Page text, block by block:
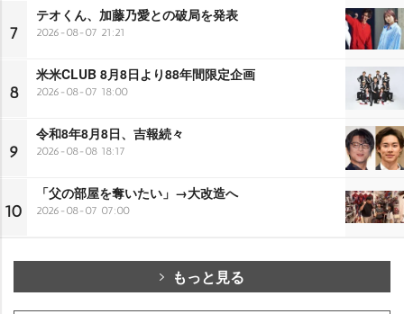
7
テオくん、加藤乃愛との破局を発表
2026-08-07 21:21
8
米米CLUB 8月8日より88年間限定企画
2026-08-07 18:00
9
令和8年8月8日、吉報続々
2026-08-08 18:17
10
「父の部屋を奪いたい」→大改造へ
2026-08-07 07:00
もっと見る